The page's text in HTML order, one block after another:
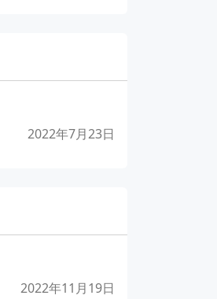
2022年7月23日
2022年11月19日